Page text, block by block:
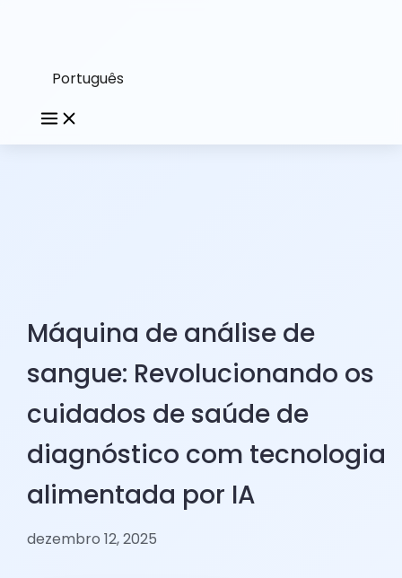
Português
Máquina de análise de
sangue: Revolucionando os
cuidados de saúde de
diagnóstico com tecnologia
alimentada por IA
dezembro 12, 2025